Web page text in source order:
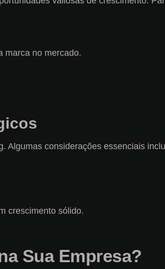
marca no mercado.
Algumas considerações essenciais
crescimento sólido.
Sua Empresa?